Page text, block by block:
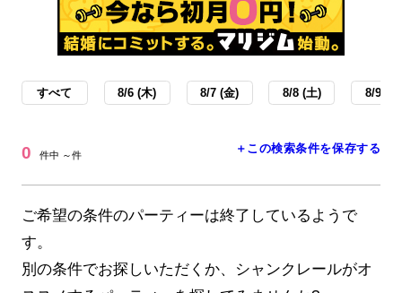
すべて 8/6 (木) 8/7 (金) 8/8 (土) 8/9 (日
0 件中 ～件 ＋この検索条件を保存する
ご希望の条件のパーティーは終了しているようで
す。
別の条件でお探しいただくか、シャンクレールがオ